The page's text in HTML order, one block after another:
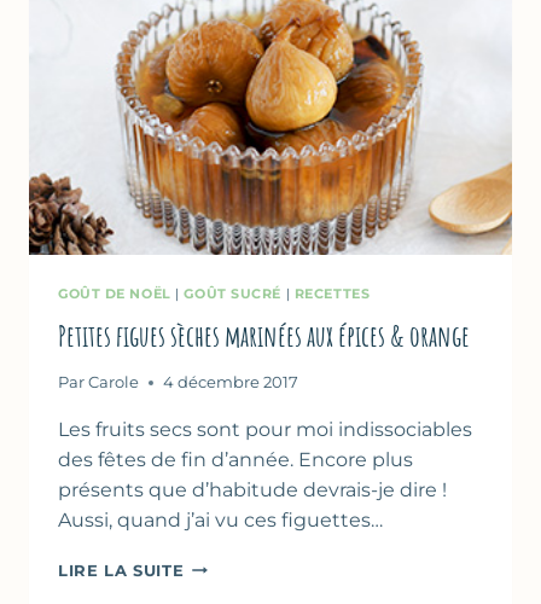
GOÛT DE NOËL |GOÛT SUCRÉ | RECETTES
Petites figues sèches marinées aux épices & orange
Par Carole 4 décembre 2017
Les fruits secs sont pour moi indissociables
des fêtes de fin d’année. Encore plus
présents que d’habitude devrais-je dire !
Aussi, quand j’ai vu ces figuettes…
LIRE LA SUITE PETITES